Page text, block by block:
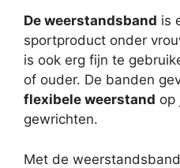
De weerstandsband is
sportproduct onder
is ook erg fijn te
of ouder. De banden
flexibele weerstand op
gewrichten.
Met de